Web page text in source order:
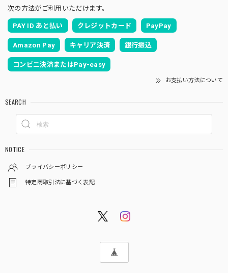
次の方法がご利用いただけます。
PAY ID あと払い クレジットカード PayPay
Amazon Pay キャリア決済 銀行振込
コンビニ決済またはPay-easy
お支払い方法について
SEARCH
NOTICE
プライバシーポリシー
特定商取引法に基づく表記